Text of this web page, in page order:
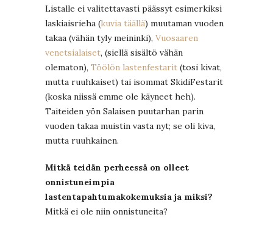
Listalle ei valitettavasti päässyt esimerkiksi
laskiaisrieha (kuvia täällä) muutaman vuoden
takaa (vähän tyly meininki), Vuosaaren
venetsialaiset, (siellä sisältö vähän
olematon), Töölön lastenfestarit (tosi kivat,
mutta ruuhkaiset) tai isommat SkidiFestarit
(koska niissä emme ole käyneet heh).
Taiteiden yön Salaisen puutarhan parin
vuoden takaa muistin vasta nyt; se oli kiva,
mutta ruuhkainen.
Mitkä teidän perheessä on olleet
onnistuneimpia
lastentapahtumakokemuksia ja miksi?
Mitkä ei ole niin onnistuneita?